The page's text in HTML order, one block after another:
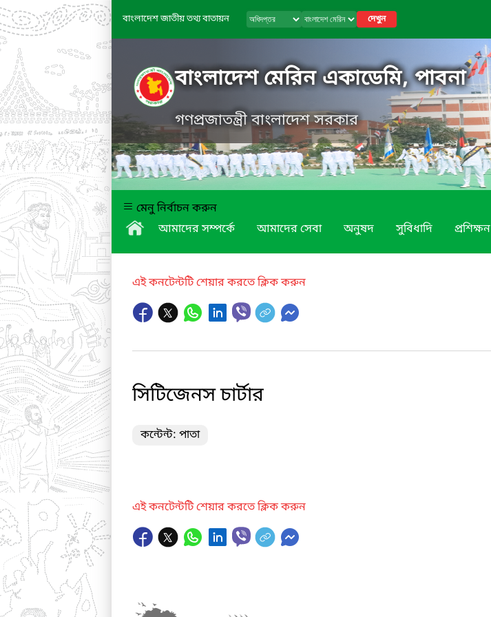
বাংলাদেশ জাতীয় তথ্য বাতায়ন দেখুন
বাংলাদেশ মেরিন একাডেমি, পাবনা
গণপ্রজাতন্ত্রী বাংলাদেশ সরকার
মেনু নির্বাচন করুন
আমাদের সম্পর্কে
আমাদের সেবা অনুষদ সুবিধাদি প্রশিক্ষন
এই কনটেন্টটি শেয়ার করতে ক্লিক করুন
সিটিজেনস চার্টার
কন্টেন্ট: পাতা
এই কনটেন্টটি শেয়ার করতে ক্লিক করুন